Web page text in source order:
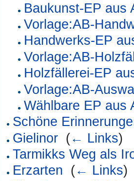
Baukunst-EP aus
Vorlage:AB-
Handwerks-EP
Vorlage:AB-
Holzfällerei-EP
Vorlage:AB-
Wählbare EP aus
Schöne
Gielinor (← Links)
Tarmikks Weg als
Erzarten (← Links)